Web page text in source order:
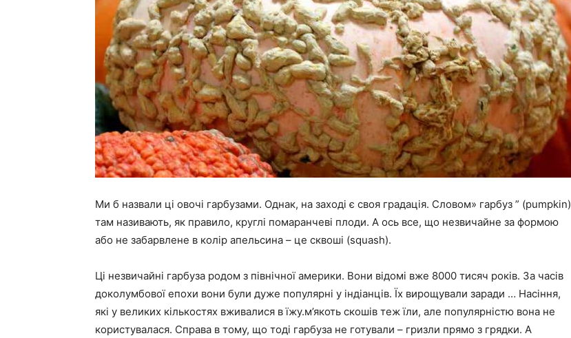
Ми б назвали ці овочі гарбузами. Однак, на заході є своя градація. Словом» гарбуз ” (pumpkin)
там називають, як правило, круглі помаранчеві плоди. А ось все, що незвичайне за формою
або не забарвлене в колір апельсина – це сквоші (squash).
Ці незвичайні гарбуза родом з північної америки. Вони відомі вже 8000 тисяч років. За часів
доколумбової епохи вони були дуже популярні у індіанців. Їх вирощували заради … Насіння,
які у великих кількостях вживалися в їжу.м’якоть скошів теж їли, але популярністю вона не
користувалася. Справа в тому, що тоді гарбуза не готували – гризли прямо з грядки. А